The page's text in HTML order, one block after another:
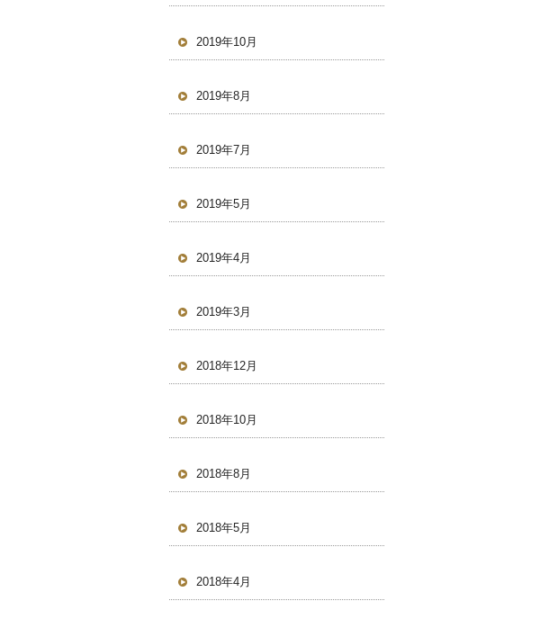
2019年10月
2019年8月
2019年7月
2019年5月
2019年4月
2019年3月
2018年12月
2018年10月
2018年8月
2018年5月
2018年4月